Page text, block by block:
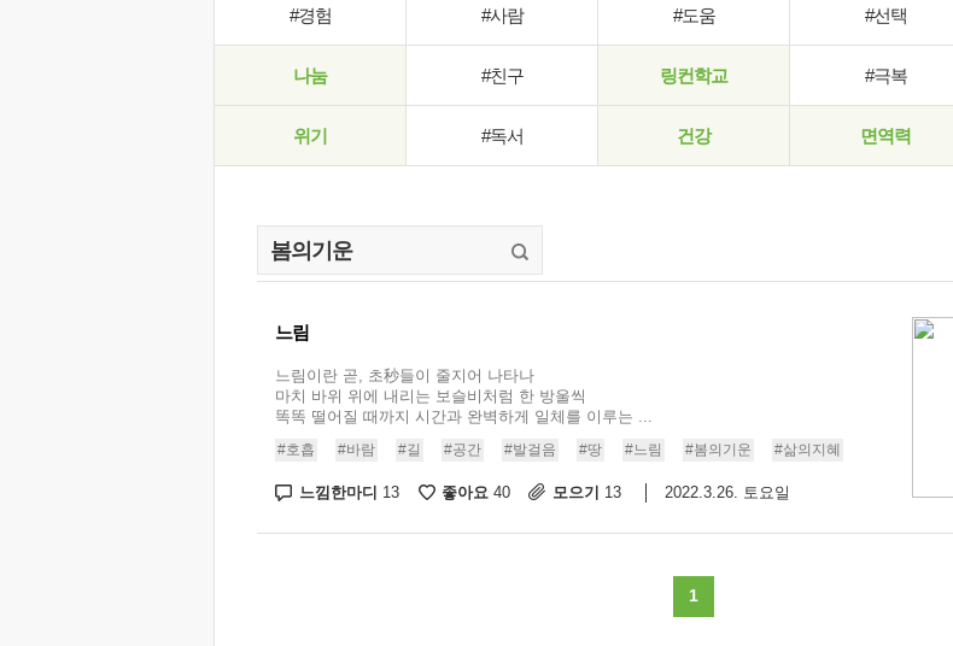
#경험 #사람 #도움 #선택
나눔 #친구 링컨학교 #극복
위기 #독서 건강 면역력
느림
느림이란 곧, 초秒들이 줄지어 나타나
마치 바위 위에 내리는 보슬비처럼 한 방울씩
똑똑 떨어질 때까지 시간과 완벽하게 일체를 이루는 ...
#호흡 #바람 #길 #공간 #발걸음 #땅 #느림 #봄의기운 #삶의지혜
느낌한마디 13 좋아요 40 모으기 13 2022.3.26. 토요일
1